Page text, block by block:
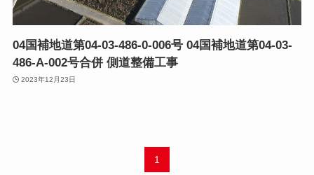
04国補地道第04-03-486-0-006号 04国補地道第04-03-
486-A-002号合併 側道整備工事
2023年12月23日
1